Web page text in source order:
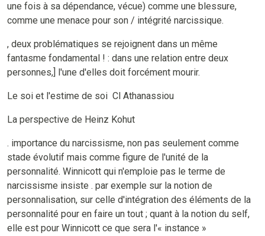
une fois à sa dépendance, vécue) comme une blessure,
comme une menace pour son / intégrité narcissique.
, deux problématiques se rejoignent dans un même
fantasme fondamental ! : dans une relation entre deux
personnes,] l'une d'elles doit forcément mourir.
Le soi et l'estime de soi Cl Athanassiou
La perspective de Heinz Kohut
. importance du narcissisme, non pas seulement comme
stade évolutif mais comme figure de l'unité de la
personnalité. Winnicott qui n'emploie pas le terme de
narcissisme insiste . par exemple sur la notion de
personnalisation, sur celle d'intégration des éléments de la
personnalité pour en faire un tout ; quant à la notion du self,
elle est pour Winnicott ce que sera l'« instance »